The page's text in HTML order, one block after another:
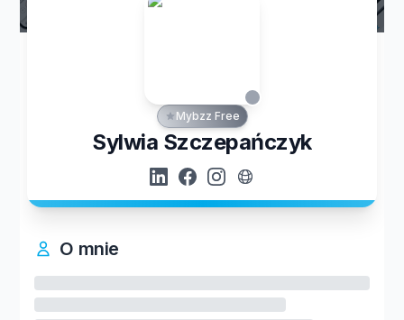
Mybzz Free
Sylwia Szczepańczyk
O mnie